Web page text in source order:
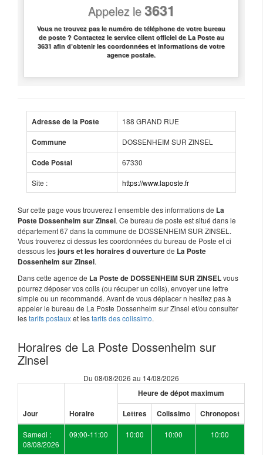
Appelez le3631
Vous ne trouvez pas le numéro de téléphone de votre bureau
de poste ? Contactez le service client officiel de La Poste au
3631 afin d’obtenir les coordonnées et informations de votre
agence postale.
Adresse de la Poste 188 GRAND RUE
Commune DOSSENHEIM SUR ZINSEL
Code Postal 67330
Site : https://www.laposte.fr
Sur cette page vous trouverez l ensemble des informations de La
Poste Dossenheim sur Zinsel. Ce bureau de poste est situé dans le
département 67 dans la commune de DOSSENHEIM SUR ZINSEL.
Vous trouverez ci dessus les coordonnées du bureau de Poste et ci
dessous lesjours et les horaires d ouverturede La Poste
Dossenheim sur Zinsel.
Dans cette agence de La Poste de DOSSENHEIM SUR ZINSELvous
pourrez déposer vos colis (ou récuper un colis), envoyer une lettre
simple ou un recommandé. Avant de vous déplacer n hesitez pas à
appeler le bureau de La Poste Dossenheim sur Zinsel et/ou consulter
lestarifs postauxet lestarifs des colissimo.
Horaires de La Poste Dossenheim sur
Zinsel
Du 08/08/2026 au 14/08/2026
Jour Horaire
Heure de dépot maximum
Lettres Colissimo Chronopost
Samedi :
08/08/2026
09:00-11:00 10:00 10:00 10:00